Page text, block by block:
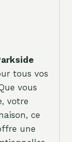
tous vos
vous
votre
ce
une